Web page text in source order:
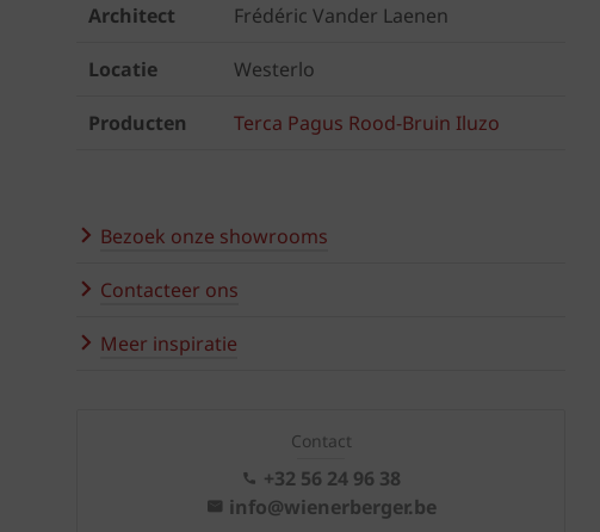
Architect Frédéric Vander Laenen
Locatie Westerlo
Producten Terca Pagus Rood-Bruin Iluzo
Bezoek onze showrooms
Contacteer ons
Meer inspiratie
Contact
+32 56 24 96 38
info@wienerberger.be